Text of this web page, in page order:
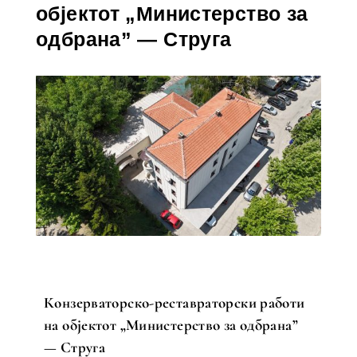
објектот „Министерство за
одбрана” — Струга
Конзерваторско-реставраторски работи
на објектот „Министерство за одбрана”
— Струга